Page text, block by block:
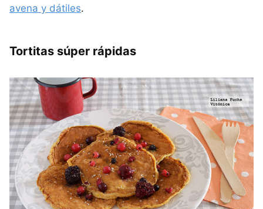
avena y dátiles.
Tortitas súper rápidas